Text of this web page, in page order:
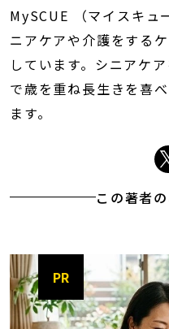
MySCUE （マイスキュ
ニアケアや介護をする
しています。シニアケ
で歳を重ね長生きを喜
ます。
この著者
PR